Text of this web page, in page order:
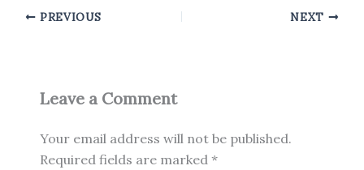
PREVIOUS NEXT
Leave a Comment
Your email address will not be published.
Required fields are marked *